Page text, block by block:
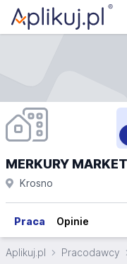
MERKURY
Krosno
Praca Opinie
Aplikuj.pl Pracodawcy